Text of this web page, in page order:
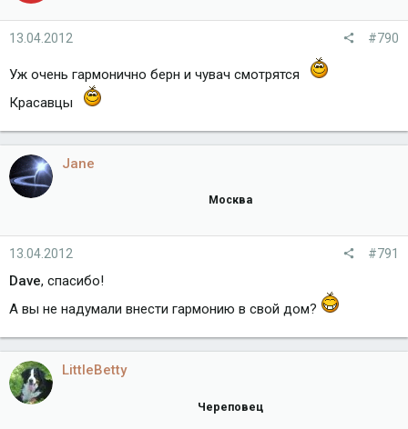
13.04.2012 #790
Уж очень гармонично берн и чувач смотрятся
Красавцы
Jane
Москва
13.04.2012 #791
Dave, спасибо!
А вы не надумали внести гармонию в свой дом?
LittleBetty
Череповец